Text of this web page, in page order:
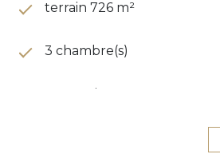
terrain 726 m²
3 chambre(s)
construit en 2012